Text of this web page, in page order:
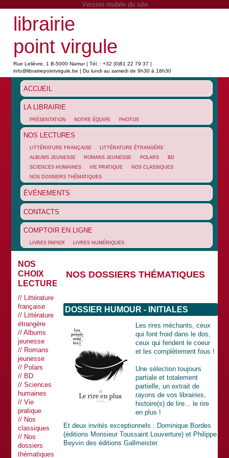
librairie
point virgule
Rue Lelièvre, 1 B-5000 Namur | Tél. : +32 (0)81 22 79 37 |
info@librairiepointvirgule.be | Du lundi au samedi de 9h30 à 18h30
ACCUEIL
LA LIBRAIRIE
PRÉSENTATION NOTRE ÉQUIPE PHOTOS
NOS LECTURES
LITTÉRATURE FRANÇAISE
LITTÉRATURE ÉTRANGÈRE
ALBUMS JEUNESSE
ROMANS JEUNESSE POLARS
BD
SCIENCES HUMAINES
VIE PRATIQUE
NOS CLASSIQUES
NOS DOSSIERS THÉMATIQUES
ÉVÉNEMENTS
CONTACTS
COMPTOIR EN LIGNE
LIVRES PAPIER LIVRES NUMÉRIQUES
NOS
CHOIX
LECTURES
Littérature
française
Littérature
étrangère
Albums
jeunesse
Romans
jeunesse
Polars
BD
Sciences
humaines
Vie
pratique
Nos
classiques
Nos
dossiers
thématiques
NOS DOSSIERS THÉMATIQUES
DOSSIER HUMOUR - INITIALES
Les rires méchants, ceux
qui font froid dans le dos,
ceux qui fendent le coeur
et les complètement fous !
Une sélection toujours
partiale et totalement
partielle, un extrait de
rayons de vos librairies,
histoire(s) de lire... le rire
en plus !
Et deux invités exceptionnels : Dominique Bordes
(éditions Monsieur Toussaint Louverture) et Philippe
Beyvin des éditions Gallmeister.